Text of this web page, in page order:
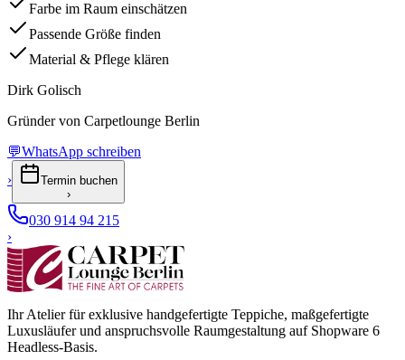
Farbe im Raum einschätzen
Passende Größe finden
Material & Pflege klären
Dirk Golisch
Gründer von Carpetlounge Berlin
💬WhatsApp schreiben
›
Termin buchen
›
030 914 94 215
›
Ihr Atelier für exklusive handgefertigte Teppiche, maßgefertigte
Luxusläufer und anspruchsvolle Raumgestaltung auf Shopware 6
Headless-Basis.